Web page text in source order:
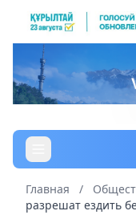
Главная /
разрешат ездить